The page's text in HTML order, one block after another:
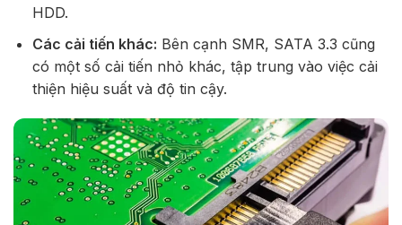
HDD.
Các cải tiến khác: Bên cạnh SMR, SATA 3.3 cũng
có một số cải tiến nhỏ khác, tập trung vào việc cải
thiện hiệu suất và độ tin cậy.